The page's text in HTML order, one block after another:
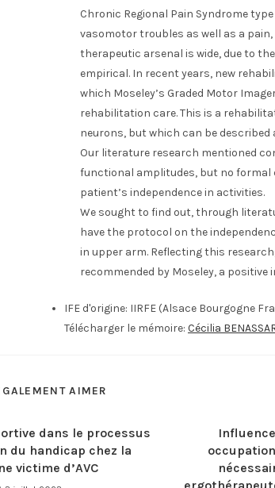
Chronic Regional Pain Syndrome
vasomotor troubles as well as a
therapeutic arsenal is wide, due to
empirical. In recent years, new
which Moseley’s Graded Motor
rehabilitation care. This is a
neurons, but which can be
Our literature research mentioned
functional amplitudes, but no formal
patient’s independence in activities.
We sought to find out, through
have the protocol on the
in upper arm. Reflecting this
recommended by Moseley, a
IFE d'origine: IIRFE (Alsace Bourgogne
Télécharger le mémoire: Cécilia
AIMER
dans le processus
du handicap chez la
victime d’AVC